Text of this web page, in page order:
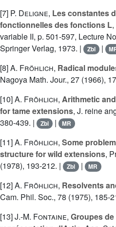
[7] P. Deligne, Les constantes
fonctionnelles des fonctions L
variable II, p. 501-597, Lecture
Springer Verlag, 1973. |
Zbl |
[8]A. Fröhlich, Radical
Nagoya Math. Jour., 27 (1966),
[10]A. Fröhlich, Arithmetic
for tame extensions, J. reine
380-439. |
Zbl | MR
[11]A. Fröhlich, Some
structure for wild extensions,
(1978), 193-212. |
Zbl | MR
[12]A. Fröhlich, Resolvents
Cam. Phil. Soc., 78 (1975), 185-
[13]J.-M. Fontaine, Groupes